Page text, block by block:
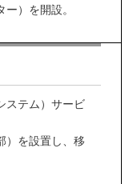
）を開設。
ステム）サービ
）を設置し、移